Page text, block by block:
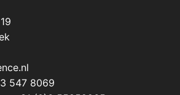
547 8069